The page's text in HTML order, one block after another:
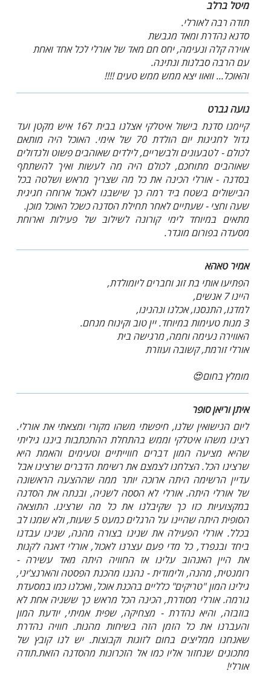
מיטל ברלב
תודה רבה לאורלי.
סדנא נהדרת ומאד מגבשת
אוירה קלה ונעימה, יחס חם מאד של אורלי לכל אחד ואחת
עם הרבה סבלנות ונתינה.
והאוכל... וואוו יצא ממש ממש טעים !!!!
נועה גברט
קיימנו סדנת בישול איטלקי אצלנו בבית ל16 איש מקטן ועד
גדול לחגיגות יום הולדת 70 של אימי. האוכל היה מותאם
לכולם - לטבעונים ולבשריים, לילדים שאוהבים פשוט ולגדולים
שאוהבים מתוחכם, לכולם היה מה לעשות ואיך להשתתף
בסדנה - אורלי הכינה את כל מה שצריך מראש ושלטה בכל
הבישולים בשטח ביד רמה כך שישבנו לאכול ארוחה חגיגית
שעה וחצי - שעתיים לאחר תחילת הסדנה כשכל האוכל מוכן.
מתאים במיוחד לימי קורונה לשילוב של פעילות וארוחת
מסעדה בפורום מוגדר.
אמיר טאהא
הפתיעו אותי בת זוג וחברים ליומולדת,
היינו 7 אנשים,
למדנו, התנסנו, אכלנו ונהנינו,
3 מנות טעימות במיוחד. יין טוב וקינוח מנחם.
האווירה נעימה וחמה, מרגישה בית
אורלי זורמת, קשובה ועוזרת
מומלץ בחום😍
איתן וריאן סופר
ליום הנישואין שלנו, חיפשתי משהו מקורי ומצאתי את אורלי.
רצינו משהו איטלקי וממש בהתחלת ההתכתבות ביננו גיליתי
שהיא מציעה המון דברים חווייתיים וטעימים והאמת היא
שרצינו הכל. הצלחנו לצמצם את רשימת הדברים שרצינו אבל
עדיין הרשימה היתה ארוכה יותר ממה שההצעה הראשונה
של אורלי היתה. אורלי לא הססה לשניה, ובנתה את הסדנה
במקצועיות כזו כך שקיבלנו את כל מה שרצינו. התוצאה
הסופית היתה שהיינו על הרגלים כמעט 5 שעות, ולא שמנו לב
בכלל. אורלי הפעילה את שנינו בצורה מהנה, שנינו עבדנו
ביחד ובנפרד, כל מדי פעם עצרנו לאכול, אורלי דאגה לקנות
את היין האנהוב עלינו אז החוויה היתה מאד עשירה -
רומנטית, מהנה, ולימודית - נהננו מהכנת הפסטה והארנצ’יני,
גילינו המון "טריקים" כלליים בהכנת אוכל, ואכלנו כמו במסעדת
גורמה. אורלי מסודרת, הכינה הכל מראש כך ששניה אחת לא
בוזבזה, והיא נהדרת - מצחיקה, שפית אמיתי, יודעת המון
והעברנו את כל הזמן הזה בשיחות מהנות. חוויה נהדרת
שאנחנו ממליצים בחום לזוגות וקבוצות. יש לנו קובץ של
מתכונים שנחזור אליו כמו אל הזכרונות מהסדנה הזאת.תודה
אורלי!